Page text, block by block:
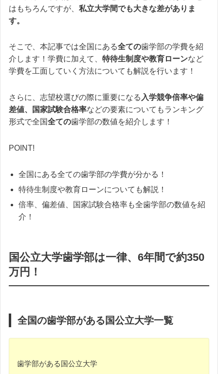
はもちろんですが、 私立大学間でも大きな差がありま
す。
そこで、本記事では全国にある全ての歯学部の学費を紹
介します！学費に加えて、 特待生制度や教育ローンなど
学費を工面していく方法についても解説を行います！
さらに、志望校選びの際に重要になる 入学競争倍率や偏
差値、国家試験合格率などの要素についてもランキング
形式で全国全ての歯学部の数値を紹介します！
POINT!
全国にある全ての歯学部の学費が分かる！
特待生制度や教育ローンについても解説！
倍率、偏差値、国家試験合格率も全歯学部の数値を紹
介！
国公立大学歯学部は一律、6年間で約350
万円！
全国の歯学部がある国公立大学一覧
歯学部がある国公立大学